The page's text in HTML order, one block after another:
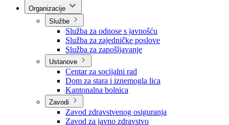
Ured Vlade i Premijera
Nadležnosti
Sjednice Vlade
Službe
Služba za odnose s javnošću
Služba za zajedničke poslove
Služba za zapošljavanje
Ustanove
Centar za socijalni rad
Dom za stara i iznemogla lica
Kantonalna bolnica